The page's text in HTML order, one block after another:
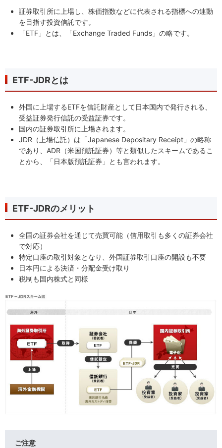
証券取引所に上場し、株価指数などに代表される指標への連動
を目指す投資信託です。
「ETF」とは、「Exchange Traded Funds」の略です。
ETF-JDRとは
外国に上場するETFを信託財産として日本国内で発行される、
受益証券発行信託の受益証券です。
国内の証券取引所に上場されます。
JDR（上場信託）は「Japanese Depositary Receipt」の略称
であり、ADR（米国預託証券）等と類似したスキームであるこ
とから、「日本版預託証券」とも言われます。
ETF-JDRのメリット
全国の証券会社を通じて売買可能（信用取引も多くの証券会社
で対応）
特定口座の取引対象となり、外国証券取引口座の開設も不要
日本円による決済・分配金受け取り
税制も国内株式と同様
ご注意